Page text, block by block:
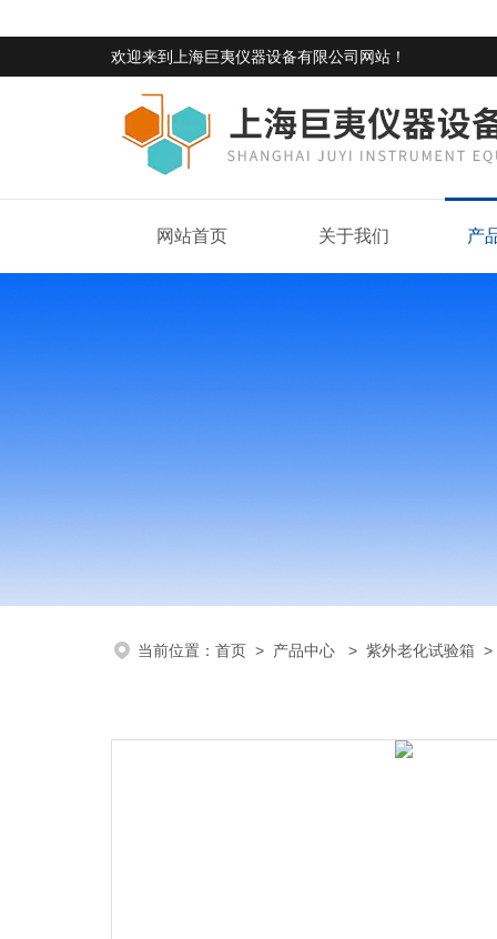
欢迎来到 上海巨夷仪器设备有限公司网站 ！
网站首页 关于我们 产
当前位置： 首页 > 产品中心 > 紫外老化试验箱